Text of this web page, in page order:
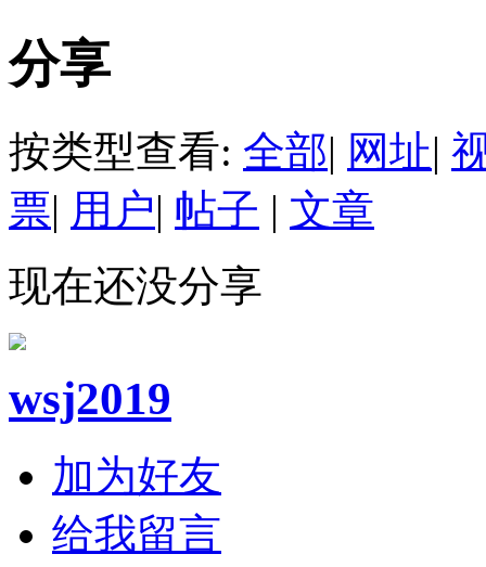
分享
按类型查看: 全部| 网址|
票| 用户| 帖子 | 文章
现在还没分享
wsj2019
加为好友
给我留言